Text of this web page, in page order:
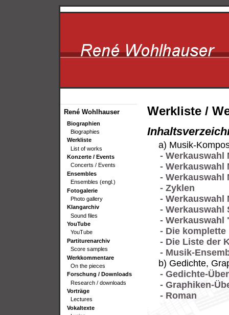
René Wohlhauser
Biographien
Biographies
Werkliste
List of works
Konzerte / Events
Concerts / Events
Ensembles
Ensembles (engl.)
Fotogalerie
Photo gallery
Klangarchiv
Sound files
YouTube
YouTube
Partiturenarchiv
Score samples
Werkkommentare
On the pieces
Forschung / Downloads
Research / downloads
Vorträge
Lectures
Vokaltexte
Werkliste /
a) Musik-
- Werkauswahl
- Werkauswahl
- Werkauswahl
- Zyklen
- Werkauswahl
- Werkauswahl
-
- Die
- Die Liste der
- Musik-
b) Gedichte,
- Gedichte-
- Graphiken-
- Roman